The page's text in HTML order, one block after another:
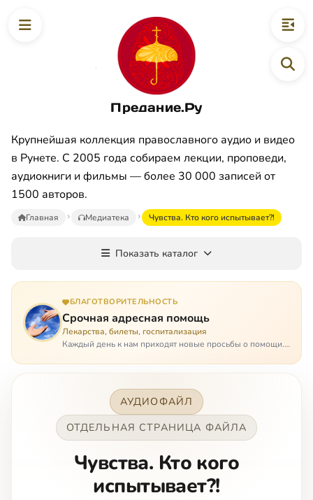
Предание.Ру
Крупнейшая коллекция православного аудио и видео
в Рунете. С 2005 года собираем лекции, проповеди,
аудиокниги и фильмы — более 30 000 записей от
1500 авторов.
Главная Медиатека Чувства. Кто кого испытывает?!
Показать каталог
БЛАГОТВОРИТЕЛЬНОСТЬ
Срочная адресная помощь
Лекарства, билеты, госпитализация
Каждый день к нам приходят новые просьбы о помощи.
она нужна была вчера: в приеме лекарств образовался
АУДИОФАЙЛ
ОТДЕЛЬНАЯ СТРАНИЦА ФАЙЛА
Чувства. Кто кого
испытывает?!